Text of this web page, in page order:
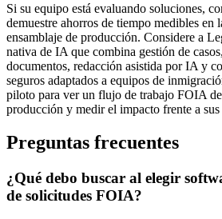
Si su equipo está evaluando soluciones,
demuestre ahorros de tiempo medibles en
ensamblaje de producción. Considere a
nativa de IA que combina gestión de
documentos, redacción asistida por IA y
seguros adaptados a equipos de
piloto para ver un flujo de trabajo FOIA
producción y medir el impacto frente a sus
Preguntas frecuentes
¿Qué debo buscar al elegir
de solicitudes FOIA?